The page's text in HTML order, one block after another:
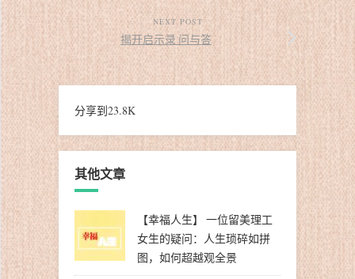
NEXT POST
揭开启示录 问与答
分享到23.8K
其他文章
【幸福人生】 一位留美理工
女生的疑问：人生琐碎如拼
图，如何超越观全景